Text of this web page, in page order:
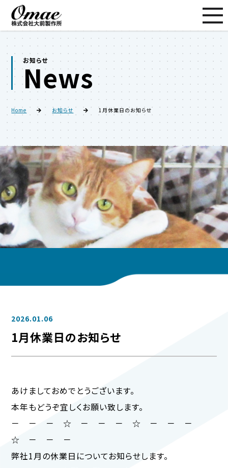
お知らせ
News
Home お知らせ 1月休業日のお知らせ
2026.01.06
1月休業日のお知らせ
あけましておめでとうございます。
本年もどうぞ宜しくお願い致します。
－ － － ☆ － － － ☆ － － －
☆ － － －
弊社1月の休業日についてお知らせします。